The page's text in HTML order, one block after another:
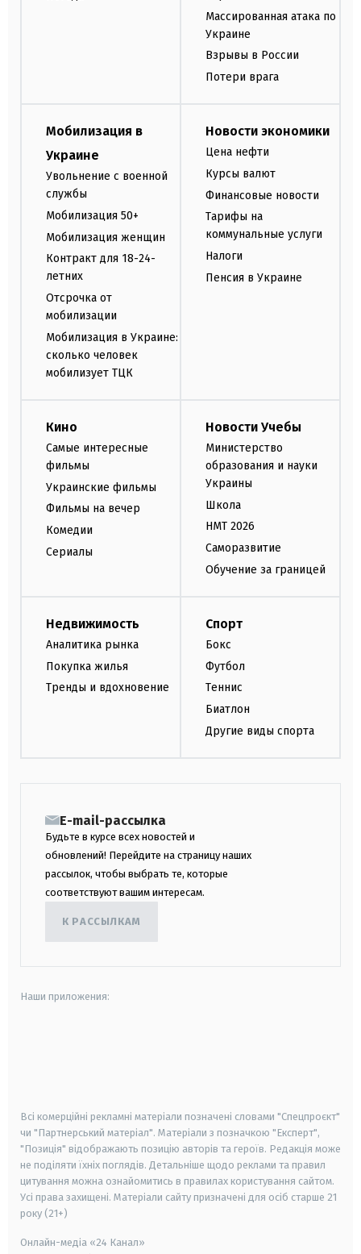
Массированная атака по
Украине
Взрывы в России
Потери врага
Мобилизация в
Украине
Увольнение с военной
службы
Мобилизация 50+
Мобилизация женщин
Контракт для 18-24-
летних
Отсрочка от
мобилизации
Мобилизация в Украине:
сколько человек
мобилизует ТЦК
Новости экономики
Цена нефти
Курсы валют
Финансовые новости
Тарифы на
коммунальные услуги
Налоги
Пенсия в Украине
Кино
Самые интересные
фильмы
Украинские фильмы
Фильмы на вечер
Комедии
Сериалы
Новости Учебы
Министерство
образования и науки
Украины
Школа
НМТ 2026
Саморазвитие
Обучение за границей
Недвижимость
Аналитика рынка
Покупка жилья
Тренды и вдохновение
Спорт
Бокс
Футбол
Теннис
Биатлон
Другие виды спорта
E-mail-рассылка
Будьте в курсе всех новостей и
обновлений! Перейдите на страницу наших
рассылок, чтобы выбрать те, которые
соответствуют вашим интересам.
К РАССЫЛКАМ
Наши приложения:
Всі комерційні рекламні матеріали позначені словами "Спецпроєкт"
чи "Партнерський матеріал". Матеріали з позначкою "Експерт",
"Позиція" відображають позицію авторів та героїв. Редакція може
не поділяти їхніх поглядів. Детальніше щодо реклами та правил
цитування можна ознайомитись в правилах користування сайтом.
Усі права захищені. Матеріали сайту призначені для осіб старше 21
року (21+)
Онлайн-медіа «24 Канал»